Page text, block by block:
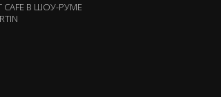
CAFE В ШОУ-РУМЕ